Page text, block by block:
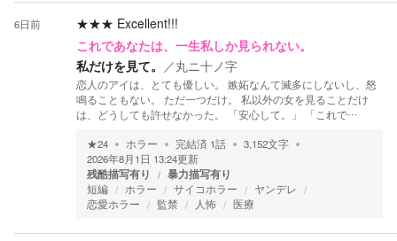
6日前 ★★★ Excellent!!!
これであなたは、一生私しか見られない。
私だけを見て。 ／丸ニ十ノ字
恋人のアイは、とても優しい。 嫉妬なんて滅多にしないし、怒
鳴ることもない。 ただ一つだけ。 私以外の女を見ることだけ
は、どうしても許せなかった。 「安心して。」 「これで…
★24 ホラー 完結済 1話 3,152文字
2026年8月1日 13:24更新
残酷描写有り 暴力描写有り
短編 ホラー サイコホラー
ヤンデレ
恋愛ホラー
監禁 人怖 医療